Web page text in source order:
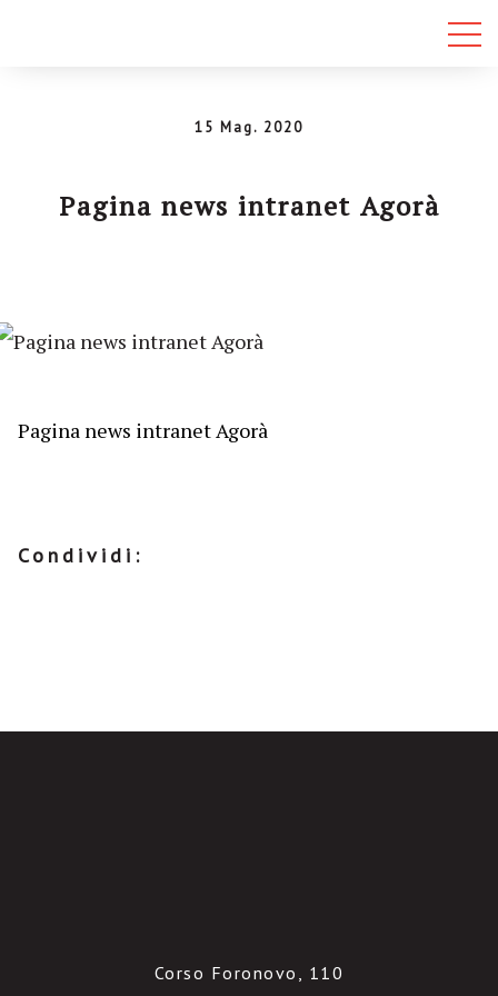
15 Mag. 2020
Pagina news intranet Agorà
Pagina news intranet Agorà
Condividi:
Corso Foronovo, 110